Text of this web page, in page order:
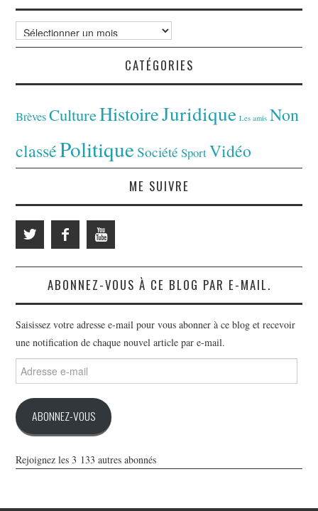
Archives
CATÉGORIES
Brèves CultureHistoireJuridique Les amis Non
classéPolitiqueSociété SportVidéo
ME SUIVRE
ABONNEZ-VOUS À CE BLOG PAR E-MAIL.
Saisissez votre adresse e-mail pour vous abonner à ce blog et recevoir
une notification de chaque nouvel article par e-mail.
Adresse
e-
ABONNEZ-VOUS
Rejoignez les 3 133 autres abonnés